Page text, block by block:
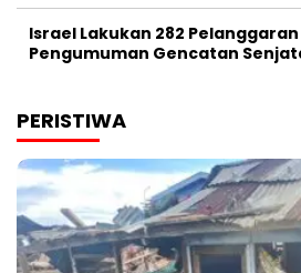
Israel Lakukan 282
Pengumuman Gencatan
PERISTIWA